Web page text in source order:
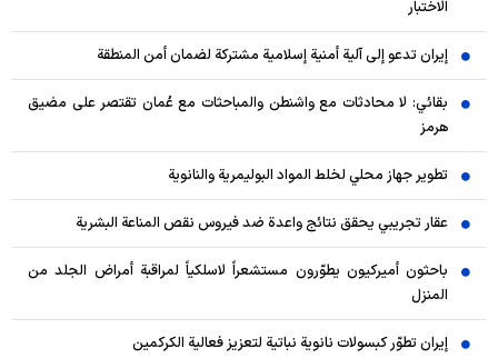
الاختبار
إيران تدعو إلى آلية أمنية إسلامية مشتركة لضمان أمن المنطقة
بقائي: لا محادثات مع واشنطن والمباحثات مع عُمان تقتصر على مضيق
هرمز
تطوير جهاز محلي لخلط المواد البوليمرية والنانوية
عقار تجريبي يحقق نتائج واعدة ضد فيروس نقص المناعة البشرية
باحثون أميركيون يطوّرون مستشعراً لاسلكياً لمراقبة أمراض الجلد من
المنزل
إيران تطوّر كبسولات نانوية نباتية لتعزيز فعالية الكركمين